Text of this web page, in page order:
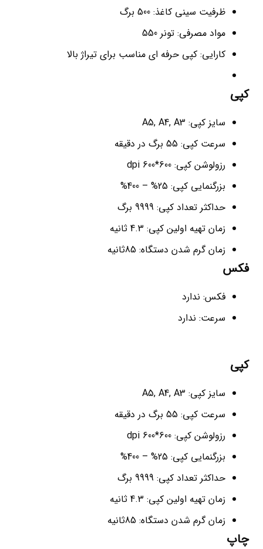
ظرفیت سینی کاغذ: 500 برگ
مواد مصرفی: تونر 550
کارایی: کپی حرفه ای مناسب برای تیراژ بالا
کپی
سایز کپی: A5, A4, A3
سرعت کپی: 55 برگ در دقیقه
رزولوشن کپی: 600*600 dpi
بزرگنمایی کپی: 25% – 400%
حداکثر تعداد کپی: 9999 برگ
زمان تهیه اولین کپی: 4.3 ثانیه
زمان گرم شدن دستگاه: 85ثانیه
فکس
فکس: ندارد
سرعت: ندارد
کپی
سایز کپی: A5, A4, A3
سرعت کپی: 55 برگ در دقیقه
رزولوشن کپی: 600*600 dpi
بزرگنمایی کپی: 25% – 400%
حداکثر تعداد کپی: 9999 برگ
زمان تهیه اولین کپی: 4.3 ثانیه
زمان گرم شدن دستگاه: 85ثانیه
چاپ